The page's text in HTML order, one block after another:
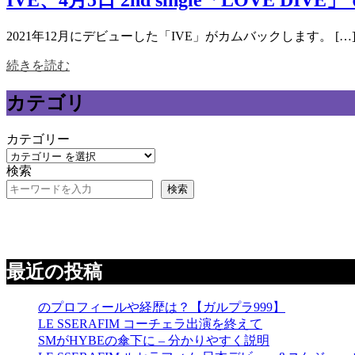
2021年12月にデビューした「IVE」がカムバックします。 […]
続きを読む
カテゴリ
カテゴリー
検索
検索
最近の投稿
のプロフィールや経歴は？【ガルプラ999】
LE SSERAFIM コーチェラ出演を終えて
SMがHYBEの傘下に – 分かりやすく説明